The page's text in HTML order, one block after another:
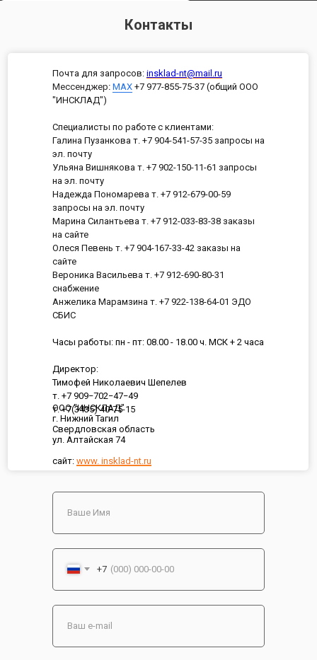
Контакты
ООО "ИНСКЛАД"
г. Нижний Тагил
Свердловская область
ул. Алтайская 74
сайт: www. insklad-nt.ru
Почта для запросов: insklad-nt@mail.ru
Мессенджер: MAX +7 977-855-75-37 (общий ООО
"ИНСКЛАД")
Специалисты по работе с клиентами:
Галина Пузанкова т. +7 904-541-57-35 запросы на
эл. почту
Ульяна Вишнякова т. +7 902-150-11-61 запросы
на эл. почту
Надежда Пономарева т. +7 912-679-00-59
запросы на эл. почту
Марина Силантьева т. +7 912-033-83-38 заказы
на сайте
Олеся Певень т. +7 904-167-33-42 заказы на
сайте
Вероника Васильева т. +7 912-690-80-31
снабжение
Анжелика Марамзина т. +7 922-138-64-01 ЭДО
СБИС
Часы работы: пн - пт: 08.00 - 18.00 ч. МСК + 2 часа
Директор:
Тимофей Николаевич Шепелев
т. +7 909−702−47−49
т. +7(3435) 40-75-15
+7